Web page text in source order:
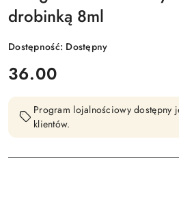
drobinką 8ml
Dostępność: Dostępny
cena:
36.00
Program lojalnościowy dostępny
klientów.